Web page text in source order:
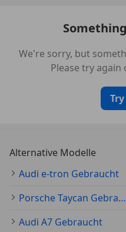
✔ Bereits über 20.000
Österreichs Straßen
Unser Verkaufsteam am
persönlich zur Verfügung
Unser Verkaufsteam am
Hasircioglu) steht
Verfügung (Tel. 02252
We're sorry, but
Please try
Alternative Modelle
Audi e-tron Gebraucht
Porsche Taycan Gebraucht
Audi A7 Gebraucht